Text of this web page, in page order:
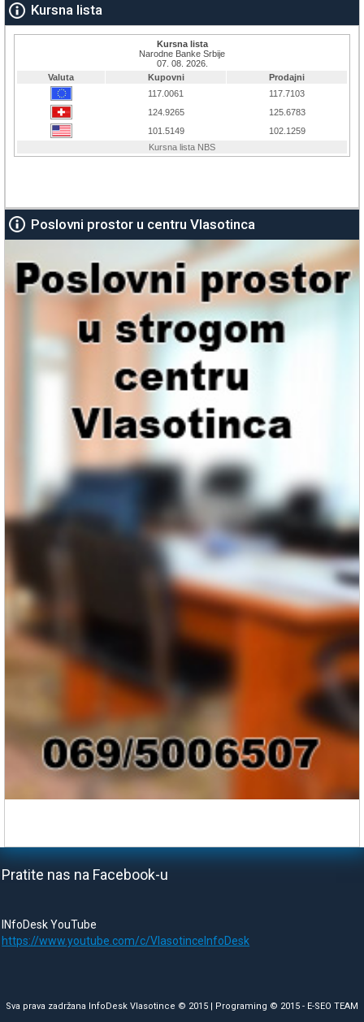
Kursna lista
Poslovni prostor u centru Vlasotinca
Pratite nas na Facebook-u
INfoDesk YouTube
https://www.youtube.com/c/VlasotinceInfoDesk
Sva prava zadržana InfoDesk Vlasotince © 2015 | Programing © 2015 - E-SEO TEAM